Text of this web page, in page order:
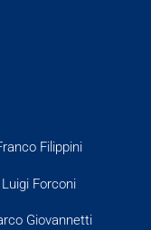
Filippini
Luigi Forconi
Giovannetti